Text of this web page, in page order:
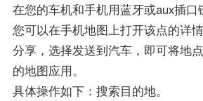
在您的车机和手机用蓝牙或aux插口
您可以在手机地图上打开该点的详
分享，选择发送到汽车，即可将地
的地图应用。
具体操作如下：搜索目的地。